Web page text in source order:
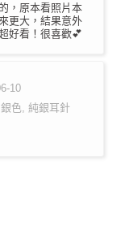
，原本看照片本
更大，結果意外
好看！很喜歡💕
10
色, 純銀耳針